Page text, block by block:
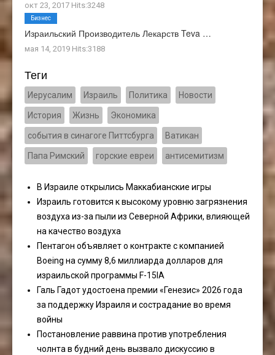
окт 23, 2017 Hits:3248
Израильский Производитель Лекарств Teva …
мая 14, 2019 Hits:3188
Бизнес
Теги
Иерусалим Израиль Политика Новости
История Жизнь Экономика
события в синагоге Питтсбурга Ватикан
Папа Римский горские евреи антисемитизм
В Израиле открылись Маккабианские игры
Израиль готовится к высокому уровню загрязнения
воздуха из-за пыли из Северной Африки, влияющей
на качество воздуха
Пентагон объявляет о контракте с компанией
Boeing на сумму 8,6 миллиарда долларов для
израильской программы F-15IA
Галь Гадот удостоена премии «Генезис» 2026 года
за поддержку Израиля и сострадание во время
войны
Постановление раввина против употребления
чолнта в будний день вызвало дискуссию в